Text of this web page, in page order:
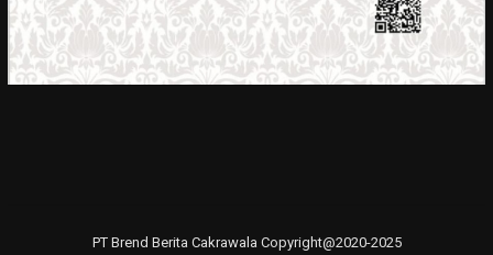
PT Brend Berita Cakrawala Copyright@2020-2025